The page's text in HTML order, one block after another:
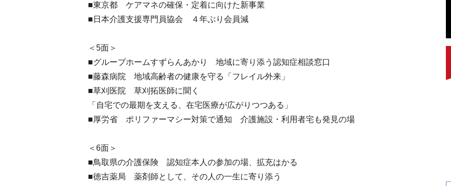
■東京都 ケアマネの確保・定着に向けた新事業
■日本介護支援専門員協会 ４年ぶり会員減
＜5面＞
■グループホームすずらんあかり 地域に寄り添う認知症相談窓口
■藤森病院 地域高齢者の健康を守る「フレイル外来」
■草刈医院 草刈拓医師に聞く
「自宅での最期を支える、在宅医療が広がりつつある」
■厚労省 ポリファーマシー対策で通知 介護施設・利用者宅も発見の場
＜6面＞
■鳥取県の介護保険 認知症本人の参加の場、拡充はかる
■徳吉薬局 薬剤師として、その人の一生に寄り添う